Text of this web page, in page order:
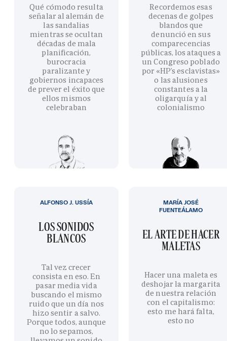
Qué cómodo resulta
señalar al alemán de
las sandalias
mientras se ocultan
décadas de mala
planificación,
burocracia
paralizante y
gobiernos incapaces
de prever el éxito que
ellos mismos
celebraban
Recordemos esas
decenas de golpes
blandos que
denunció en sus
comparecencias
públicas, los ataques a
un Congreso poblado
por «HP’s esclavistas»
o las alusiones
constantes a la
oligarquía y al
colonialismo
LOS SONIDOS
BLANCOS
Tal vez crecer
consista en eso. En
pasar media vida
buscando el mismo
ruido que un día nos
hizo sentir a salvo.
Porque todos, aunque
no lo sepamos,
ALFONSO J. USSÍA
EL ARTE DE HACER
MALETAS
Hacer una maleta es
deshojar la margarita
de nuestra relación
con el capitalismo:
esto me hará falta,
esto no
MARÍA JOSÉ
FUENTEÁLAMO